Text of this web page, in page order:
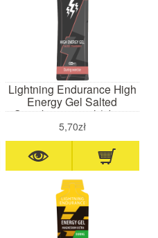
Lightning Endurance High
Energy Gel Salted
Strawberry 60 ml (słona
truskawka)- żel
wysokoenergetyczny
5,70zł